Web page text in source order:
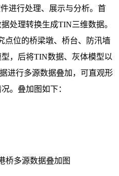
进行处理、展示与分析。首
处理转换生成TIN三维数据。
点位的桥梁墩、桥台、防汛墙
，后将TIN数据、灰体模型以
进行多源数据叠加，可直观形
。叠加图如下：
桥多源数据叠加图